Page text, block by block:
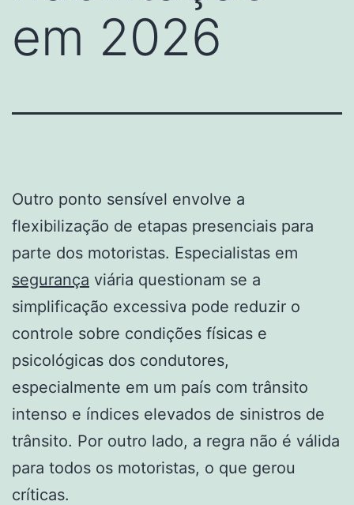
em 2026
Outro ponto sensível envolve a
flexibilização de etapas presenciais para
parte dos motoristas. Especialistas em
segurança viária questionam se a
simplificação excessiva pode reduzir o
controle sobre condições físicas e
psicológicas dos condutores,
especialmente em um país com trânsito
intenso e índices elevados de sinistros de
trânsito. Por outro lado, a regra não é válida
para todos os motoristas, o que gerou
críticas.